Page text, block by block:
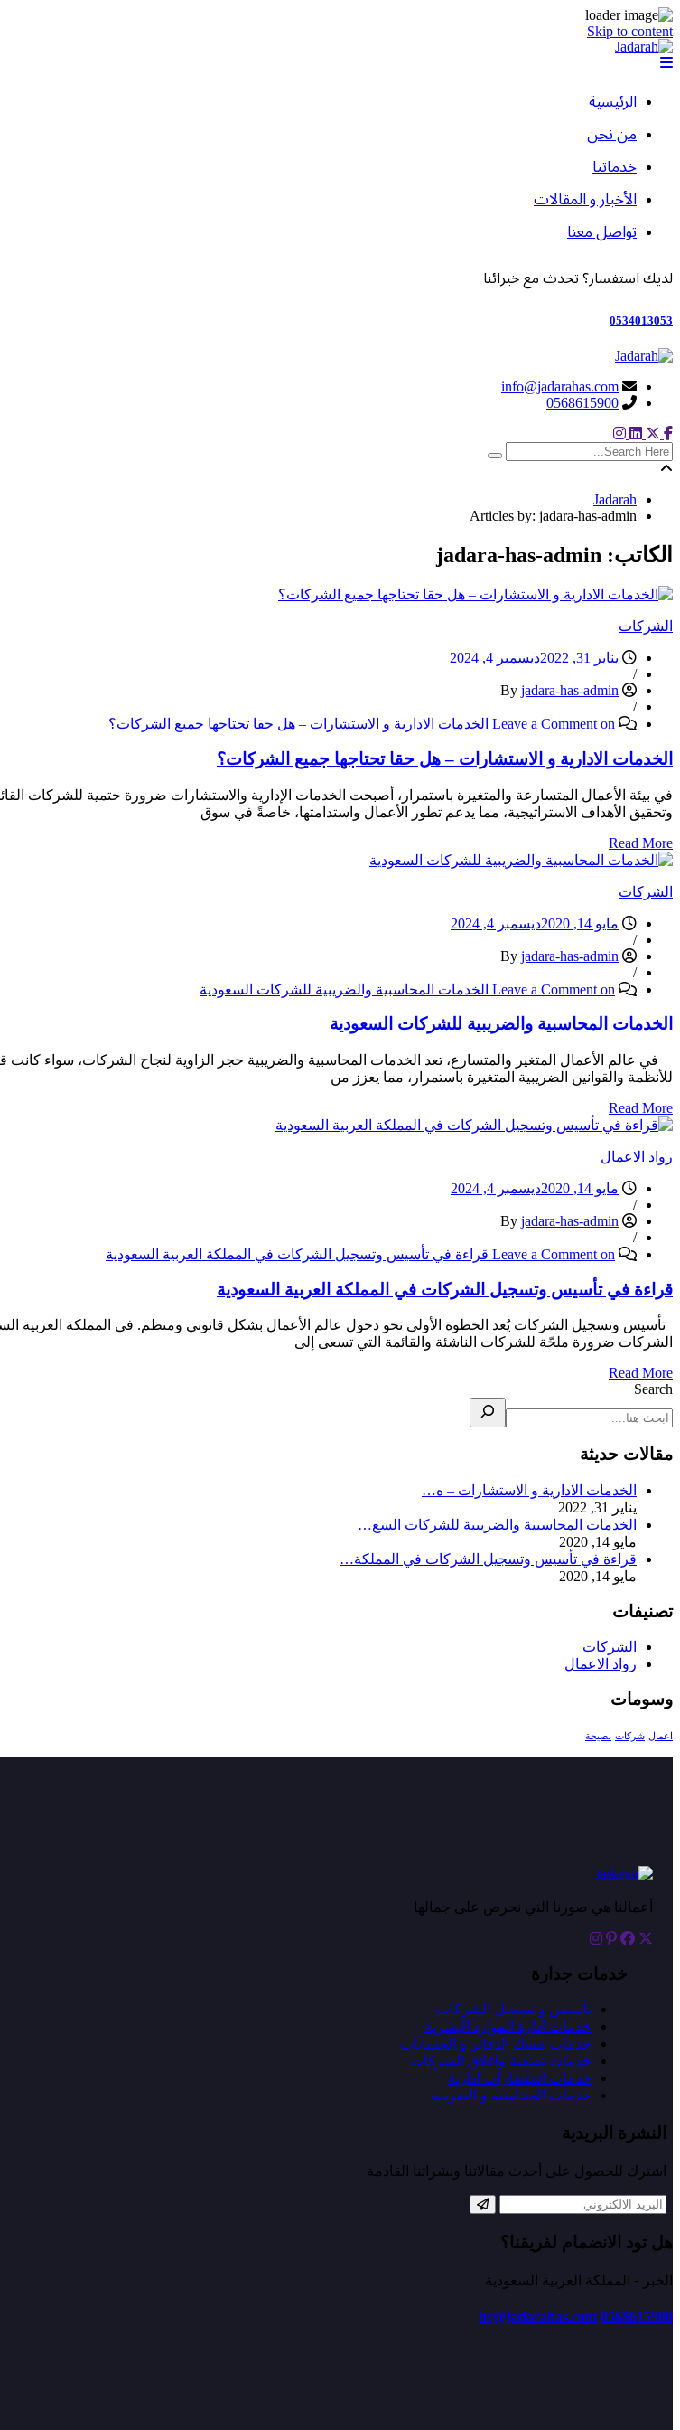
Skip to content
الرئيسية
من نحن
خدماتنا
الأخبار و المقالات
تواصل معنا
لديك استفسار؟ تحدث مع خبرائنا
0534013053
info@jadarahas.com
0568615900
search here
Jadarah
Articles by: jadara-has-admin
الكاتب: jadara-has-admin
الشركات
يناير 31, 2022
ديسمبر 4, 2024
/
jadara-has-admin
/
Leave a Comment on الخدمات الادارية و الاستشارات – هل حقا تحتاجها جميع الشركات؟
الخدمات الادارية و الاستشارات – هل حقا تحتاجها جميع الشركات؟
في بيئة الأعمال المتسارعة والمتغيرة باستمرار، أصبحت الخدمات الإدارية والاستشارات ضرورة حتمية للشركات
وتحقيق الأهداف الاستراتيجية، مما يدعم تطور الأعمال واستدامتها، خاصةً في سوق
Read More
الشركات
مايو 14, 2020
ديسمبر 4, 2024
/
jadara-has-admin
/
Leave a Comment on الخدمات المحاسبية والضريبية للشركات السعودية
الخدمات المحاسبية والضريبية للشركات السعودية
في عالم الأعمال المتغير والمتسارع، تعد الخدمات المحاسبية والضريبية حجر الزاوية لنجاح الشركات، سواء كانت
للأنظمة والقوانين الضريبية المتغيرة باستمرار، مما يعزز من
Read More
رواد الاعمال
مايو 14, 2020
ديسمبر 4, 2024
/
jadara-has-admin
/
Leave a Comment on قراءة في تأسيس وتسجيل الشركات في المملكة العربية السعودية
قراءة في تأسيس وتسجيل الشركات في المملكة العربية السعودية
الشركات ضرورة ملحّة للشركات الناشئة والقائمة التي تسعى إلى
Read More
Search
مقالات حديثة
الخدمات الادارية و الاستشارات – ه…
يناير 31, 2022
الخدمات المحاسبية والضريبية للشركات السع…
مايو 14, 2020
قراءة في تأسيس وتسجيل الشركات في المملكة…
مايو 14, 2020
تصنيفات
الشركات
رواد الاعمال
وسومات
اعمال شركات نصيحة
أعمالنا هي صورنا التي نحرص على جمالها
خدمات جدارة
تأسيس و تسجيل الشركات
خدمات ادارة الموارد البشرية
خدمات مسك الدفاتر و الحسابات
خدمات تصفية واغلاق الشركات
خدمات استشارات ادارية
خدمات المحاسبة و الضريبة
النشرة البريدية
اشترك للحصول على أحدث مقالاتنا ونشراتنا القادمة
هل تود الانضمام لفريقنا؟
الخبر - المملكة العربية السعودية
0568615900
hr@jadarahas.com